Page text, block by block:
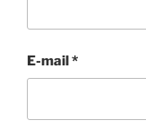
E-mail*